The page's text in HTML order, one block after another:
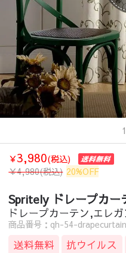
1
￥3,980(税込)
￥4,980(税込) 20%OFF
Spritely ドレープカー
ドレープカーテン,エレ
商品番号：qh-54-drapecurtain
送料無料 抗ウイルス